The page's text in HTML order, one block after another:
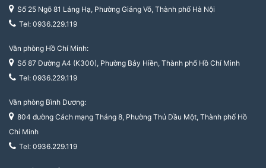
Số 25 Ngõ 81 Láng Hạ, Phường Giảng Võ, Thành phố Hà Nội
Tel: 0936.229.119
Văn phòng Hồ Chí Minh:
Số 87 Đường A4 (K300), Phường Bảy Hiền, Thành phố Hồ Chí Minh
Tel: 0936.229.119
Văn phòng Bình Dương:
804 đường Cách mạng Tháng 8, Phường Thủ Dầu Một, Thành phố Hồ
Chí Minh
Tel: 0936.229.119